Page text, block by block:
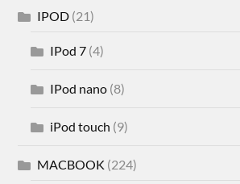
IPOD (21)
IPod 7 (4)
IPod nano (8)
iPod touch (9)
MACBOOK (224)